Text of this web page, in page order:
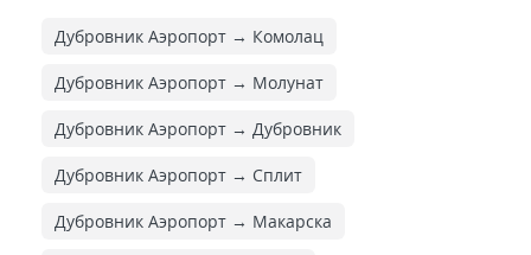
Дубровник Аэропорт → Комолац
Дубровник Аэропорт → Молунат
Дубровник Аэропорт → Дубровник
Дубровник Аэропорт → Сплит
Дубровник Аэропорт → Макарска